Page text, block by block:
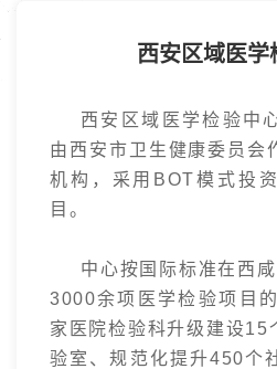
西安区域医
西安区域医学检验中
由西安市卫生健康委员会
机构，采用BOT模式投
目。
中心按国际标准在西
3000余项医学检验项目
家医院检验科升级建设15
验室、规范化提升450个